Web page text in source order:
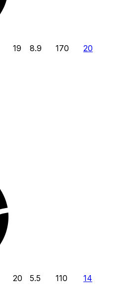
19 8.9 170 20
20 5.5 110 14